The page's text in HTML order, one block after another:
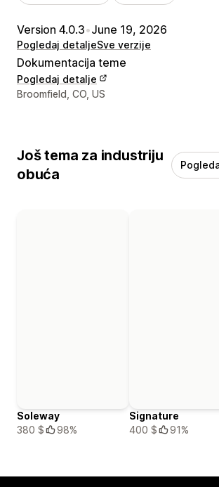
Version 4.0.3•June 19, 2026
Pogledaj detaljeSve verzije
Dokumentacija teme
Pogledaj detalje
Podaci za kontakt dizajnera
Broomfield, CO, US
Još tema za industriju
obuća
Soleway
380 $
98%
Signature
400 $
91%